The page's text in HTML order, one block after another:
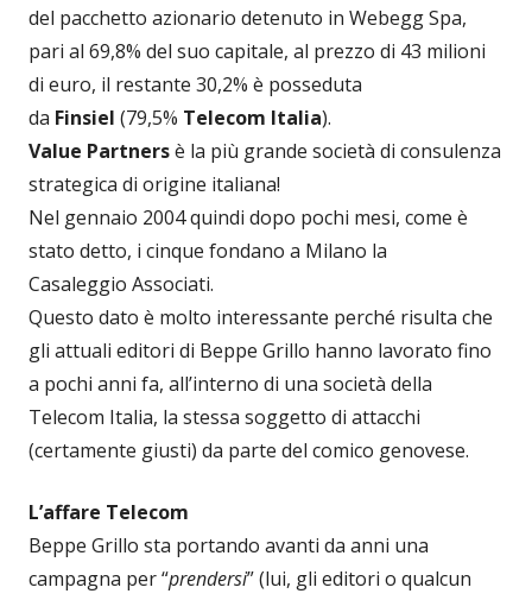
del pacchetto azionario detenuto in Webegg Spa,
pari al 69,8% del suo capitale, al prezzo di 43 milioni
di euro, il restante 30,2% è posseduta
da Finsiel (79,5% Telecom Italia).
Value Partnersè la più grande società di consulenza
strategica di origine italiana!
Nel gennaio 2004 quindi dopo pochi mesi, come è
stato detto, i cinque fondano a Milano la
Casaleggio Associati.
Questo dato è molto interessante perché risulta che
gli attuali editori di Beppe Grillo hanno lavorato fino
a pochi anni fa, all’interno di una società della
Telecom Italia, la stessa soggetto di attacchi
(certamente giusti) da parte del comico genovese.
L’affare Telecom
Beppe Grillo sta portando avanti da anni una
campagna per “prendersi” (lui, gli editori o qualcun